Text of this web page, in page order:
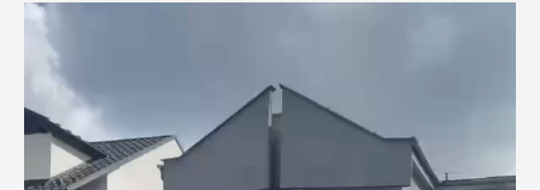
Odtwarzacz